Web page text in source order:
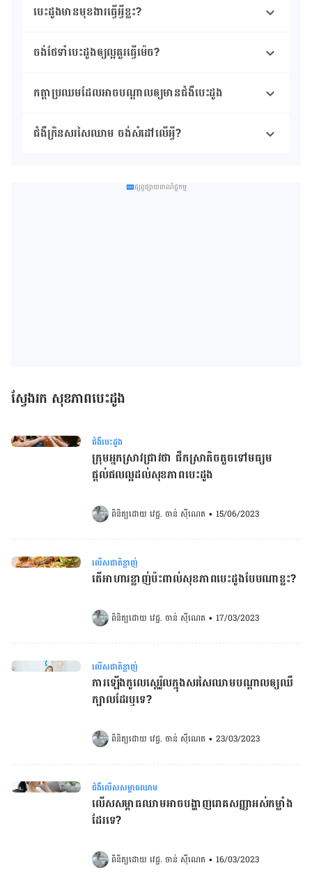
បេះដូងមានមុខងារធ្វើអ្វីខ្លះ?
ចង់ថែទាំបេះដូងឲ្យល្អគួរធ្វើម៉េច?
កត្តាប្រឈមដែលអាចបណ្ដាលឲ្យមានជំងឺបេះដូង
ជំងឺក្រិនសរសៃឈាម ចង់សំដៅលើអ្វី?
ផ្សព្វផ្សាយពាណិជ្ជកម្ម
ស្វែងរក សុខភាពបេះដូង
ជំងឺបេះដូង
ក្រុមអ្នកស្រាវជ្រាវថា ផឹកស្រាតិចតួចទៅមធ្យម
ផ្តល់ផលល្អដល់សុខភាពបេះដូង
ពិនិត្យដោយ វេជ្ជ. ចាន់ ស៊ីណេត • 15/06/2023
លើសជាតិខ្លាញ់
តើអាហារខ្លាញ់ប៉ះពាល់សុខភាពបេះដូងបែបណាខ្លះ?
ពិនិត្យដោយ វេជ្ជ. ចាន់ ស៊ីណេត • 17/03/2023
លើសជាតិខ្លាញ់
ការឡើងកូលេស្ដេរ៉ូលក្នុងសរសៃឈាមបណ្ដាលឲ្យឈឺ
ក្បាលដែរឬទេ?
ពិនិត្យដោយ វេជ្ជ. ចាន់ ស៊ីណេត • 23/03/2023
ជំងឺលើសសម្ពាធឈាម
លើសសម្ពាធឈាមអាចបង្ហាញរោគសញ្ញាអស់កម្លាំង
ដែរទេ?
ពិនិត្យដោយ វេជ្ជ. ចាន់ ស៊ីណេត • 16/03/2023